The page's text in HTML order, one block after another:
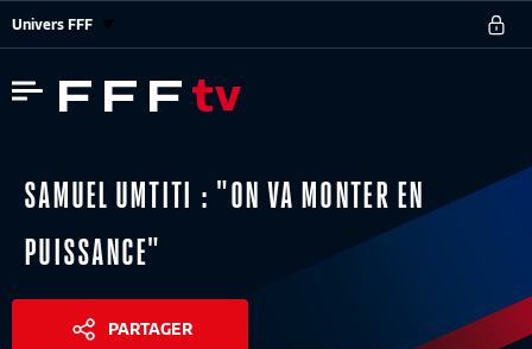
Univers FFF
SAMUEL UMTITI : "ON VA MONTER EN
PUISSANCE"
PARTAGER